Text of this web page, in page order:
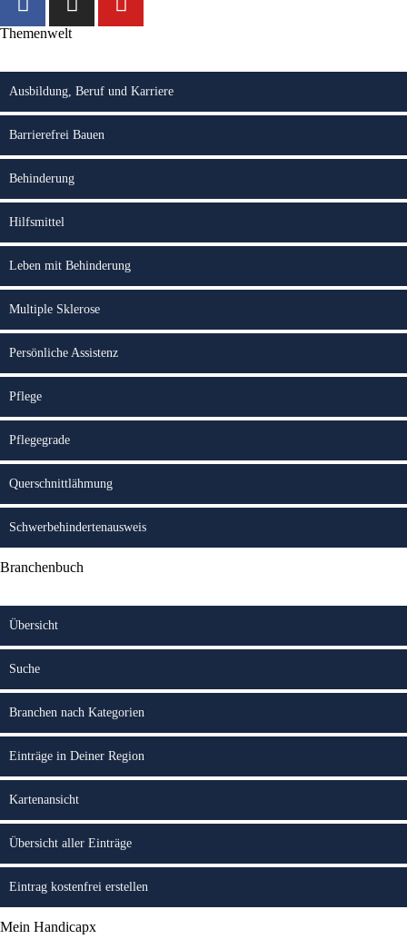
Themenwelt
Ausbildung, Beruf und Karriere
Barrierefrei Bauen
Behinderung
Hilfsmittel
Leben mit Behinderung
Multiple Sklerose
Persönliche Assistenz
Pflege
Pflegegrade
Querschnittlähmung
Schwerbehindertenausweis
Branchenbuch
Übersicht
Suche
Branchen nach Kategorien
Einträge in Deiner Region
Kartenansicht
Übersicht aller Einträge
Eintrag kostenfrei erstellen
Mein Handicapx